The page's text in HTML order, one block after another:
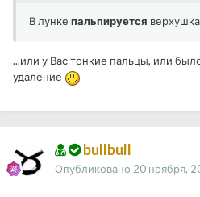
В лунке пальпируется
...или у Вас тонкие пальцы, или
удаление
bullbull
Опубликовано 20 ноября,